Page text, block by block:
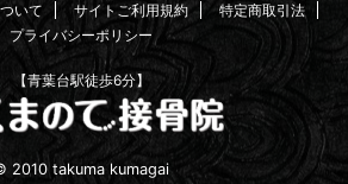
いて サイトご利用規約
特定商取引法
プライバシーポリシー
【青葉台駅徒歩6分】
2010 takuma kumagai